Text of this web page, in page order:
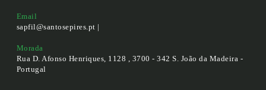
Email
sapfil@santosepires.pt |
Morada
Rua D. Afonso Henriques, 1128 , 3700 - 342 S. João da Madeira -
Portugal